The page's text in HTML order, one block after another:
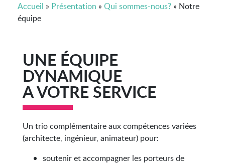
Accueil » Présentation » Qui sommes-nous? » Notre
équipe
UNE ÉQUIPE
DYNAMIQUE
A VOTRE SERVICE
Un trio complémentaire aux compétences variées
(architecte, ingénieur, animateur) pour:
soutenir et accompagner les porteurs de